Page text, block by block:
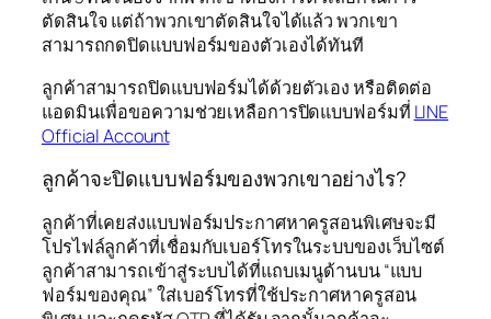
ตัดสินใจ แต่ถ้าพวกเขาตัดสินใจได้แล้ว พวกเขา
สามารถกดปิดแบบฟอร์มของตัวเองได้ทันที
ลูกค้าสามารถปิดแบบฟอร์มได้ด้วยตัวเอง หรือติดต่อ
แอดมินเพื่อขอความช่วยเหลือการปิดแบบฟอร์มที่ LINE
Official Account
ลูกค้าจะปิดแบบฟอร์มของพวกเขาอย่างไร?
ลูกค้าที่เคยส่งแบบฟอร์มประกาศหาครูสอนพิเศษจะมี
โปรไฟล์ลูกค้าที่เชื่อมกับเบอร์โทรในระบบของเว็บไซต์
ลูกค้าสามารถเข้าสู่ระบบได้ที่แถบเมนูด้านบน “แบบ
ฟอร์มของคุณ” ใส่เบอร์โทรที่ใช้ประกาศหาครูสอน